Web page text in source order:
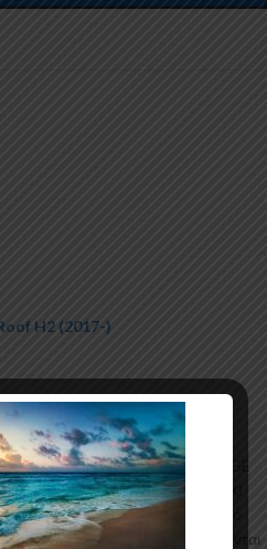
H2 (2017-)
Crafter Mk2 / MAN TGE
υψηλής πιέσεως και ΟΧΙ
ένα πιο ανθεκτικό και ακριβό
Όλες οι αεροτομές παράγονται